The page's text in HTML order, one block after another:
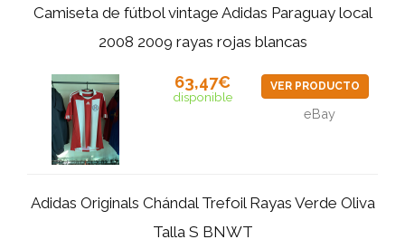
Camiseta de fútbol vintage Adidas Paraguay local
2008 2009 rayas rojas blancas
63,47€
disponible
VER PRODUCTO
eBay
Adidas Originals Chándal Trefoil Rayas Verde Oliva
Talla S BNWT